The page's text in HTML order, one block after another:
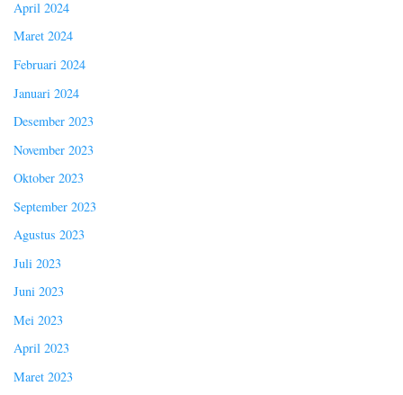
April 2024
Maret 2024
Februari 2024
Januari 2024
Desember 2023
November 2023
Oktober 2023
September 2023
Agustus 2023
Juli 2023
Juni 2023
Mei 2023
April 2023
Maret 2023